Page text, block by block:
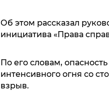
Об этом рассказал
инициатива «Права
По его словам,
интенсивного огня со
взрыв.